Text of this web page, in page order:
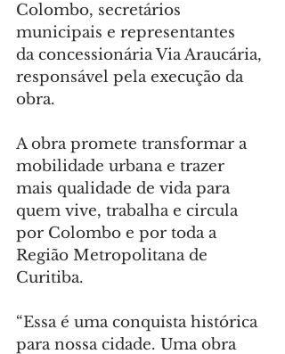
Colombo, secretários
municipais e representantes
da concessionária Via Araucária,
responsável pela execução da
obra.
A obra promete transformar a
mobilidade urbana e trazer
mais qualidade de vida para
quem vive, trabalha e circula
por Colombo e por toda a
Região Metropolitana de
Curitiba.
“Essa é uma conquista histórica
para nossa cidade. Uma obra